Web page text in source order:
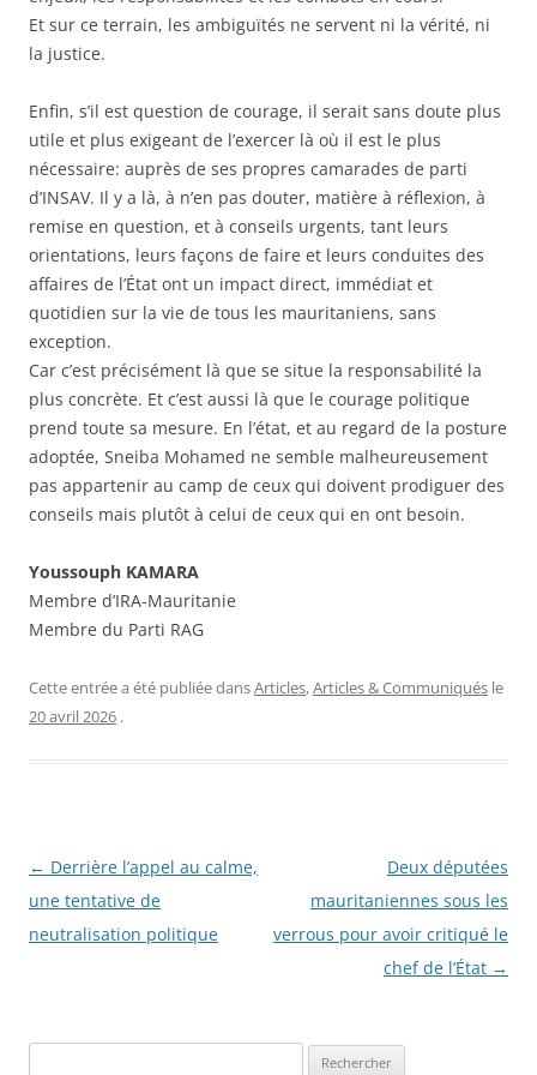
Et sur ce terrain, les ambiguïtés ne servent ni la vérité, ni
la justice.
Enfin, s’il est question de courage, il serait sans doute plus
utile et plus exigeant de l’exercer là où il est le plus
nécessaire: auprès de ses propres camarades de parti
d’INSAV. Il y a là, à n’en pas douter, matière à réflexion, à
remise en question, et à conseils urgents, tant leurs
orientations, leurs façons de faire et leurs conduites des
affaires de l’État ont un impact direct, immédiat et
quotidien sur la vie de tous les mauritaniens, sans
exception.
Car c’est précisément là que se situe la responsabilité la
plus concrète. Et c’est aussi là que le courage politique
prend toute sa mesure. En l’état, et au regard de la posture
adoptée, Sneiba Mohamed ne semble malheureusement
pas appartenir au camp de ceux qui doivent prodiguer des
conseils mais plutôt à celui de ceux qui en ont besoin.
Youssouph KAMARA
Membre d’IRA-Mauritanie
Membre du Parti RAG
Cette entrée a été publiée dansArticles,Articles & Communiqués le
20 avril 2026 .
Navigation
des
articles
← Derrière l’appel au calme,
une tentative de
neutralisation politique
Deux députées
mauritaniennes sous les
verrous pour avoir critiqué le
chef de l’État →